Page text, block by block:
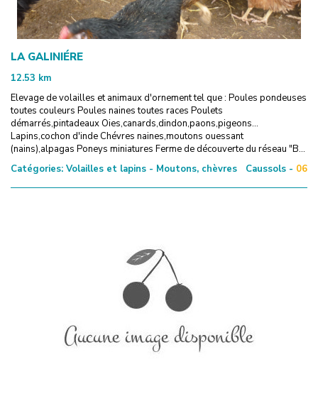
LA GALINIÉRE
12.53 km
Elevage de volailles et animaux d'ornement tel que : Poules pondeuses
toutes couleurs Poules naines toutes races Poulets
démarrés,pintadeaux Oies,canards,dindon,paons,pigeons...
Lapins,cochon d'inde Chévres naines,moutons ouessant
(nains),alpagas Poneys miniatures Ferme de découverte du réseau "B...
Catégories: Volailles et lapins - Moutons, chèvres Caussols - 06